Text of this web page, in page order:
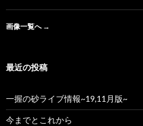
画像一覧へ →
最近の投稿
一握の砂ライブ情報~19,11月版~
今までとこれから